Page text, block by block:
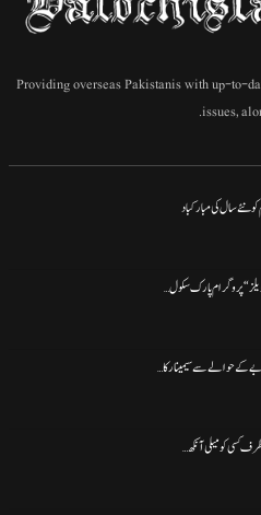
Providing overseas Pakistanis with up-to-
issues,
نئے سال کی مبارکباد
پروگرام پارک سکول…
کے حوالے سے سیمینار کا…
کسی کو میلی آنکھ…